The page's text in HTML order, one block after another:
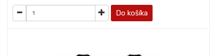
Do košíka